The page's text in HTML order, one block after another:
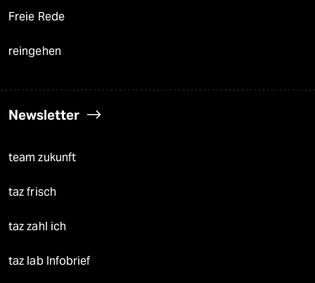
Freie Rede
reingehen
Newsletter
team zukunft
taz frisch
taz zahl ich
taz lab Infobrief